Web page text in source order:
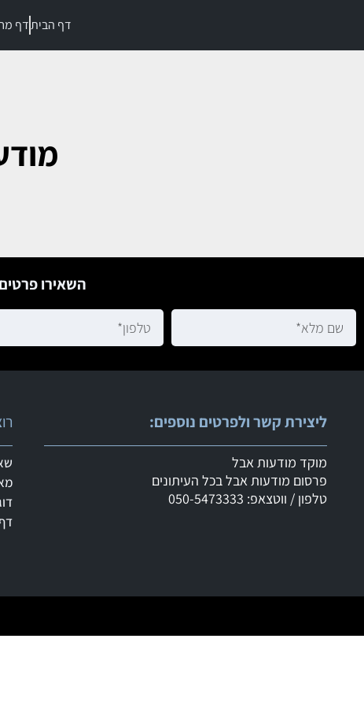
דף הביתדף
השאירו
ליצירת קשר ולפרטים נוספים:
מוקד מודעות אבל
פרסום מודעות אבל בכל העיתונים
טלפון / ווטצאפ: 050-5473333